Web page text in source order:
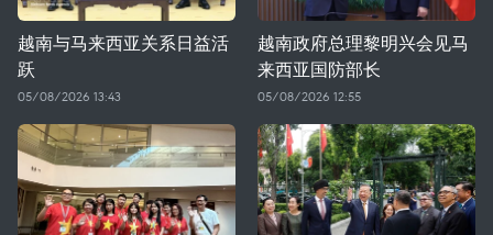
越南与马来西亚关系日益活
跃
05/08/2026 13:43
越南政府总理黎明兴会见马
来西亚国防部长
05/08/2026 12:55